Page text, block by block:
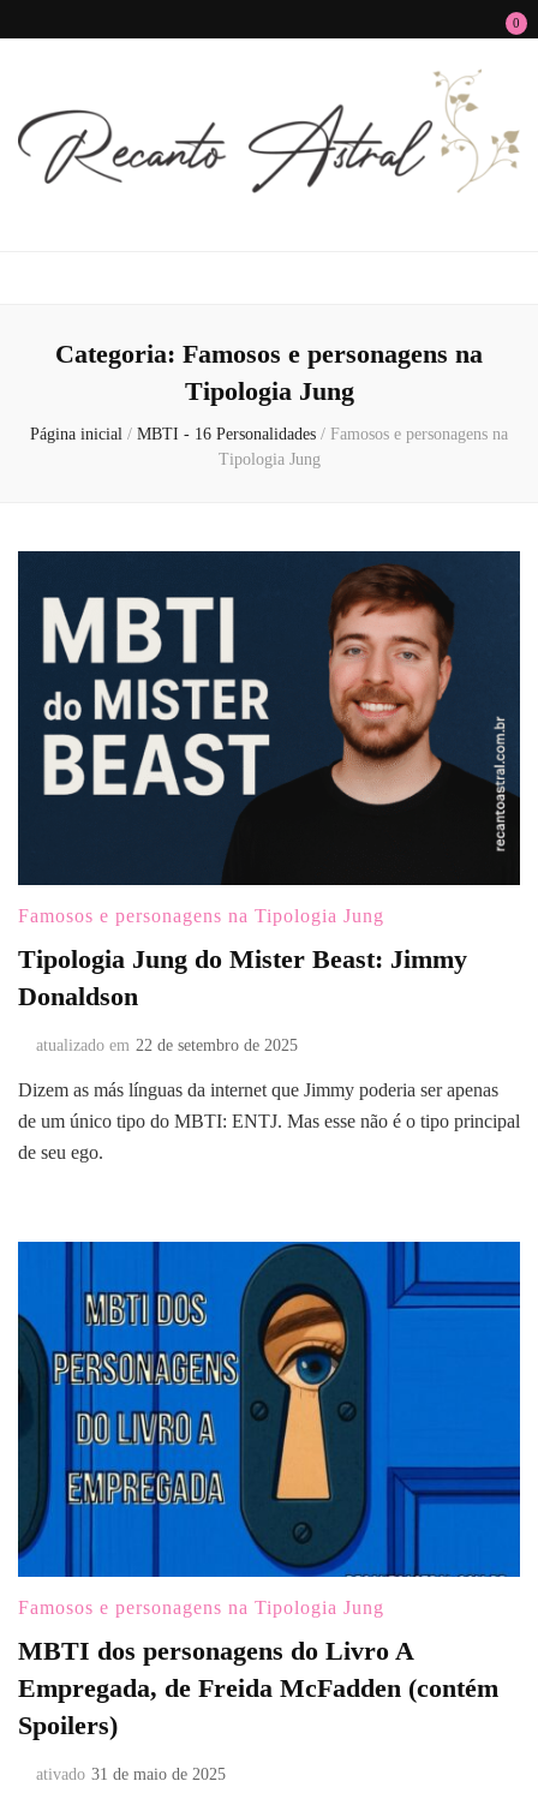
0
Categoria: Famosos e personagens na
Tipologia Jung
Página inicial / MBTI - 16 Personalidades / Famosos e personagens na
Tipologia Jung
Famosos e personagens na Tipologia Jung
Tipologia Jung do Mister Beast: Jimmy
Donaldson
atualizado em 22 de setembro de 2025
Dizem as más línguas da internet que Jimmy poderia ser apenas
de um único tipo do MBTI: ENTJ. Mas esse não é o tipo principal
de seu ego.
Famosos e personagens na Tipologia Jung
MBTI dos personagens do Livro A
Empregada, de Freida McFadden (contém
Spoilers)
ativado 31 de maio de 2025